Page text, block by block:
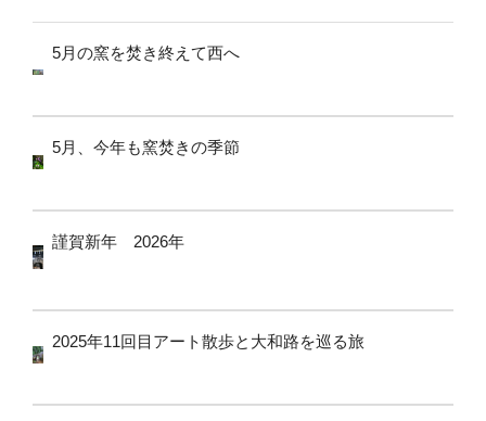
5月の窯を焚き終えて西へ
5月、今年も窯焚きの季節
謹賀新年 2026年
2025年11回目アート散歩と大和路を巡る旅